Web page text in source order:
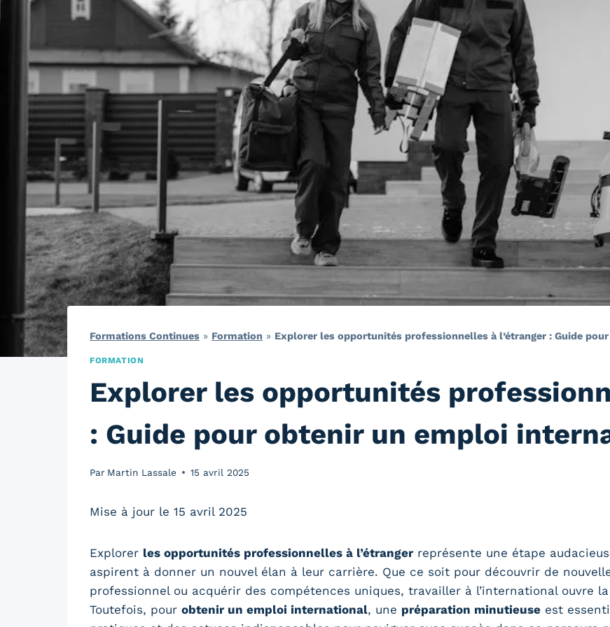
Formations Continues » Formation » Explorer les opportunités professionnelles à l’étranger : Guide
FORMATION
Explorer les opportunités
: Guide pour obtenir un emploi
Par Martin Lassale 15 avril 2025
Mise à jour le 15 avril 2025
Explorer les opportunités professionnelles à l’étranger représente une étape
aspirent à donner un nouvel élan à leur carrière. Que ce soit pour découvrir de
professionnel ou acquérir des compétences uniques, travailler à l’international ouvre
Toutefois, pour obtenir un emploi international, une préparation minutieuse est